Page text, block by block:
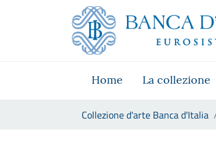
Skip to Main Content
Vai al sito istituzionale
Vai al menu di navigazione
Vai alla ricerca
Vai ai contenuti
Home La collezione
Collezione d'arte Banca d'Italia